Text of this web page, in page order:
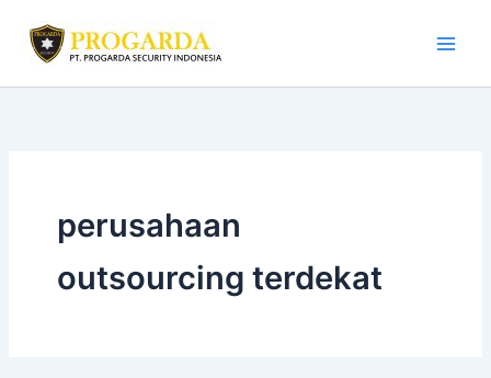
content
perusahaan
outsourcing terdekat